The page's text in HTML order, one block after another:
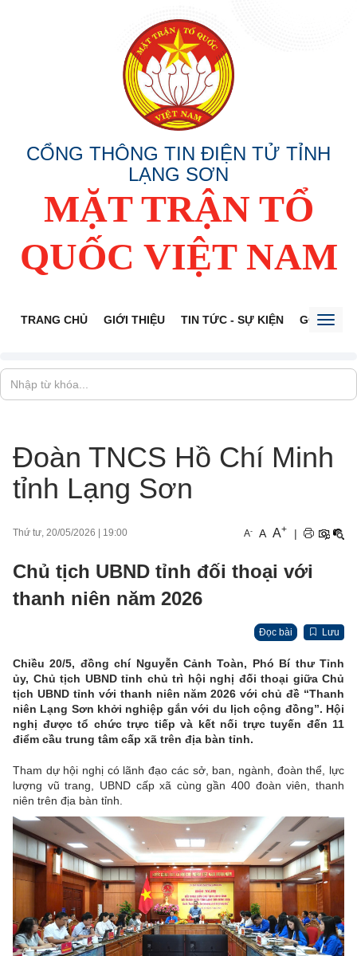
CỔNG THÔNG TIN ĐIỆN TỬ TỈNH
LẠNG SƠN
MẶT TRẬN TỔ
QUỐC VIỆT NAM
TRANG CHỦ GIỚI THIỆU TIN TỨC - SỰ KIỆN GÓP Ý
Đoàn TNCS Hồ Chí Minh
tỉnh Lạng Sơn
Thứ tư, 20/05/2026 19:00 A- A A+ |
Chủ tịch UBND tỉnh đối thoại với
thanh niên năm 2026
Đọc bài Lưu
Chiều 20/5, đồng chí Nguyễn Cảnh Toàn, Phó Bí thư Tỉnh
ủy, Chủ tịch UBND tỉnh chủ trì hội nghị đối thoại giữa Chủ
tịch UBND tỉnh với thanh niên năm 2026 với chủ đề “Thanh
niên Lạng Sơn khởi nghiệp gắn với du lịch cộng đồng”. Hội
nghị được tổ chức trực tiếp và kết nối trực tuyến đến 11
điểm cầu trung tâm cấp xã trên địa bàn tỉnh.
Tham dự hội nghị có lãnh đạo các sở, ban, ngành, đoàn thể, lực
lượng vũ trang, UBND cấp xã cùng gần 400 đoàn viên, thanh
niên trên địa bàn tỉnh.